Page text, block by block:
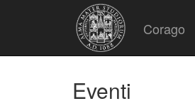
Corago
Eventi